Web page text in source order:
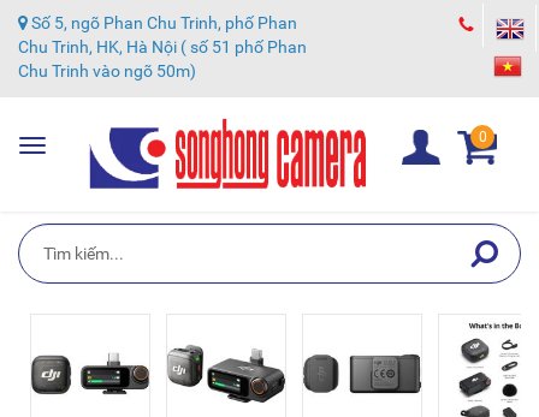
Số 5, ngõ Phan Chu Trinh, phố Phan
Chu Trinh, HK, Hà Nội ( số 51 phố Phan
Chu Trinh vào ngõ 50m)
Toggle
navigation
0